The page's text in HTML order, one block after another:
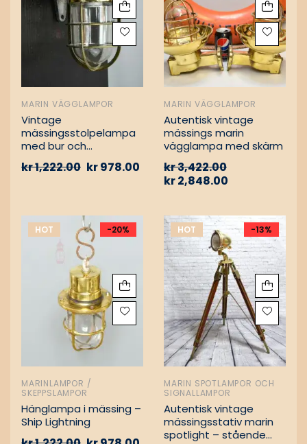
MARIN VÄGGLAMPOR
Vintage
mässingsstolpelampa
med bur och
Nautisk
kr1,222.00 kr978.00
MARIN VÄGGLAMPOR
Autentisk vintage
mässings marin
vägglampa med skärm
kr3,422.00
kr2,848.00
HOT -20%
MARINLAMPOR /
SKEPPSLAMPOR
Hänglampa i mässing –
Ship Lightning
HOT -13%
MARIN SPOTLAMPOR OCH
SIGNALLAMPOR
Autentisk vintage
mässingsstativ marin
spotlight – stående